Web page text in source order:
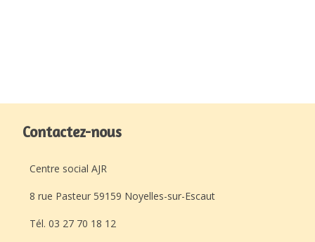
Contactez-nous
Centre social AJR
8 rue Pasteur 59159 Noyelles-sur-Escaut
Tél. 03 27 70 18 12